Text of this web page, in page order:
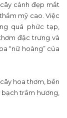
cảnh đẹp mắt
mỹ cao. Việc
quá phức tạp,
đặc trưng và
“nữ hoàng” của
hoa thơm, bền
bạch trầm hương,